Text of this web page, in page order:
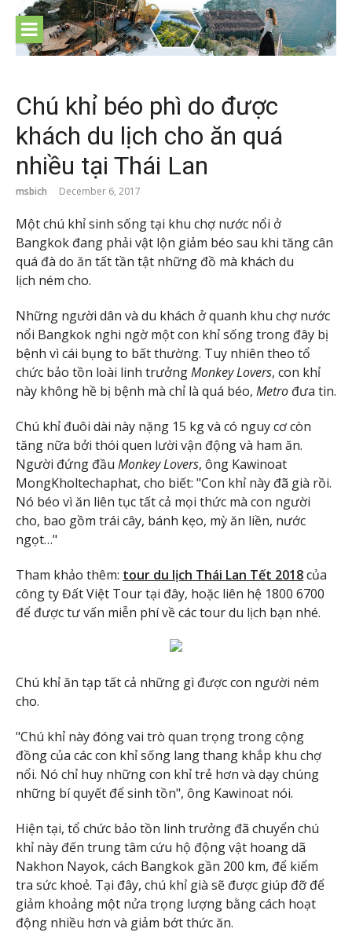
content
Chú khỉ béo phì do được
khách du lịch cho ăn quá
nhiều tại Thái Lan
msbich December 6, 2017
Một chú khỉ sinh sống tại khu chợ nước nổi ở
Bangkok đang phải vật lộn giảm béo sau khi tăng cân
quá đà do ăn tất tần tật những đồ mà khách du
lịch ném cho.
Những người dân và du khách ở quanh khu chợ nước
nổi Bangkok nghi ngờ một con khỉ sống trong đây bị
bệnh vì cái bụng to bất thường. Tuy nhiên theo tổ
chức bảo tồn loài linh trưởngMonkey Lovers, con khỉ
này không hề bị bệnh mà chỉ là quá béo, Metro đưa tin.
Chú khỉ đuôi dài này nặng 15 kg và có nguy cơ còn
tăng nữa bởi thói quen lười vận động và ham ăn.
Người đứng đầu Monkey Lovers, ông Kawinoat
MongKholtechaphat, cho biết: "Con khỉ này đã già rồi.
Nó béo vì ăn liên tục tất cả mọi thức mà con người
cho, bao gồm trái cây, bánh kẹo, mỳ ăn liền, nước
ngọt…"
Tham khảo thêm: tour du lịch Thái Lan Tết 2018của
công ty Đất Việt Tour tại đây, hoặc liên hệ 1800 6700
để được tư vấn miễn phí về các tour du lịch bạn nhé.
Chú khỉ ăn tạp tất cả những gì được con người ném
cho.
"Chú khỉ này đóng vai trò quan trọng trong cộng
đồng của các con khỉ sống lang thang khắp khu chợ
nổi. Nó chỉ huy những con khỉ trẻ hơn và dạy chúng
những bí quyết để sinh tồn", ông Kawinoat nói.
Hiện tại, tổ chức bảo tồn linh trưởng đã chuyển chú
khỉ này đến trung tâm cứu hộ động vật hoang dã
Nakhon Nayok, cách Bangkok gần 200 km, để kiểm
tra sức khoẻ. Tại đây, chú khỉ già sẽ được giúp đỡ để
giảm khoảng một nửa trọng lượng bằng cách hoạt
động nhiều hơn và giảm bớt thức ăn.